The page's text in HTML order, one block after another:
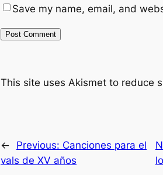
Save my name, email, and
This site uses Akismet to reduce
← Previous: Canciones para el
vals de XV años